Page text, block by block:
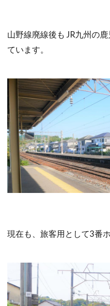
山野線廃線後も JR九州の
ています。
現在も、旅客用として3番